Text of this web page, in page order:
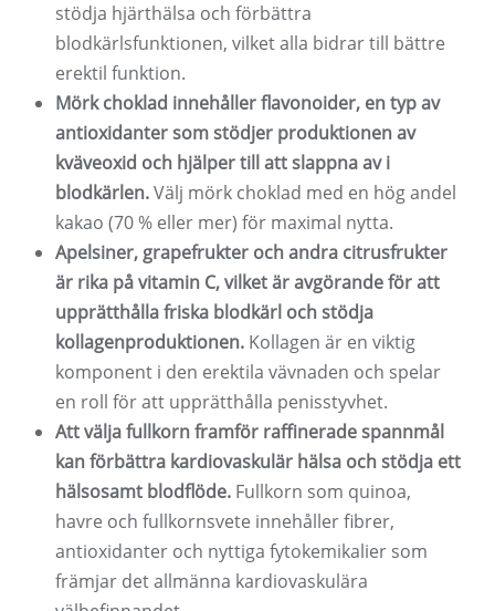
stödja hjärthälsa och förbättra
blodkärlsfunktionen, vilket alla bidrar till bättre
erektil funktion.
Mörk choklad innehåller flavonoider, en typ av
antioxidanter som stödjer produktionen av
kväveoxid och hjälper till att slappna av i
blodkärlen.Välj mörk choklad med en hög andel
kakao (70 % eller mer) för maximal nytta.
Apelsiner, grapefrukter och andra citrusfrukter
är rika på vitamin C, vilket är avgörande för att
upprätthålla friska blodkärl och stödja
kollagenproduktionen. Kollagen är en viktig
komponent i den erektila vävnaden och spelar
en roll för att upprätthålla penisstyvhet.
Att välja fullkorn framför raffinerade spannmål
kan förbättra kardiovaskulär hälsa och stödja ett
hälsosamt blodflöde. Fullkorn som quinoa,
havre och fullkornsvete innehåller fibrer,
antioxidanter och nyttiga fytokemikalier som
främjar det allmänna kardiovaskulära